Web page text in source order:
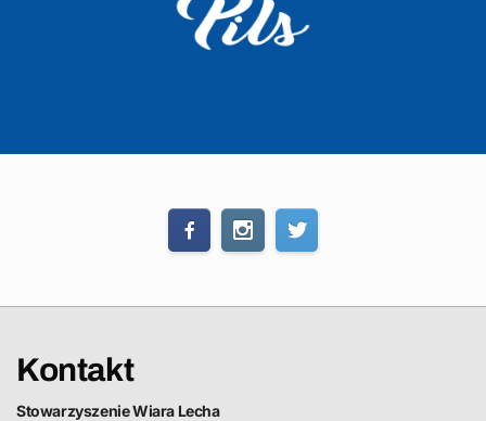
Kontakt
Stowarzyszenie Wiara Lecha